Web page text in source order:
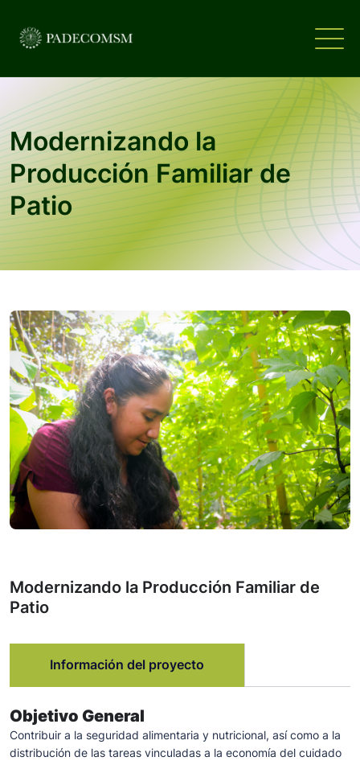
Modernizando la
Producción Familiar de
Patio
Modernizando la Producción Familiar de
Patio
Información del proyecto
Objetivo General
Contribuir a la seguridad alimentaria y nutricional, así como a la
distribución de las tareas vinculadas a la economía del cuidado